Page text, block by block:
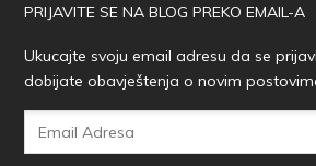
PRIJAVITE SE NA BLOG PREKO EMAIL-A
Ukucajte svoju email adresu da se
dobijate obavještenja o novim